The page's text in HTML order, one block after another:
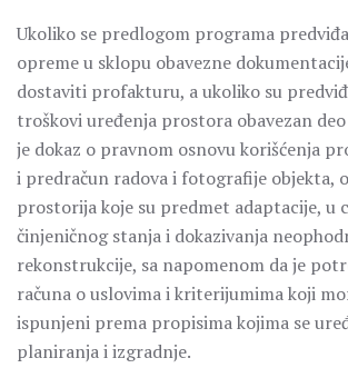
Ukoliko se predlogom programa
opreme u sklopu obavezne
dostaviti profakturu, a ukoliko su
troškovi uređenja prostora obavezan
je dokaz o pravnom osnovu korišćenja
i predračun radova i fotografije objekta,
prostorija koje su predmet adaptacije, u
činjeničnog stanja i dokazivanja
rekonstrukcije, sa napomenom da je
računa o uslovima i kriterijumima koji
ispunjeni prema propisima kojima se
planiranja i izgradnje.